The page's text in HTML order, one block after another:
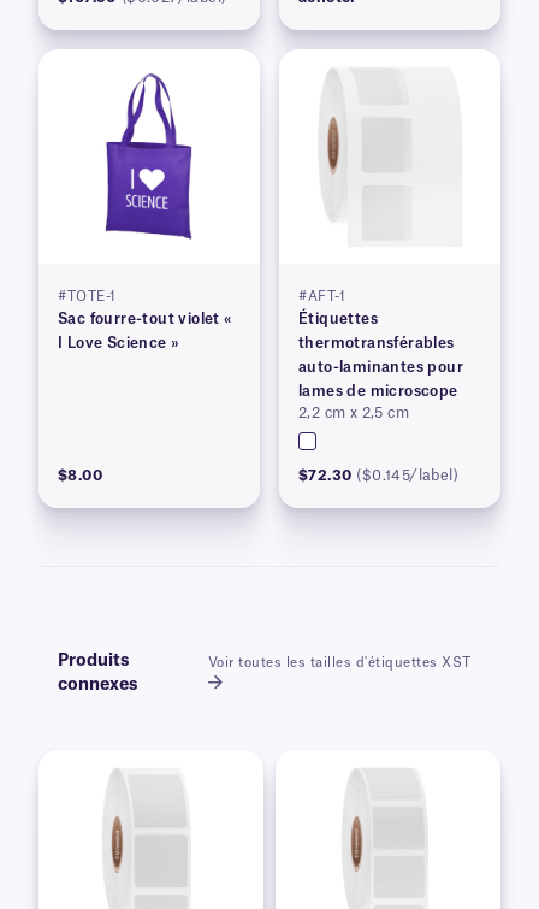
#TOTE-1
Sac fourre-tout violet «
I Love Science »
$8.00
#AFT-1
Étiquettes
thermotransférables
auto-laminantes pour
lames de microscope
2,2 cm x 2,5 cm
$72.30 ($0.145/label)
Produits
connexes
Voir toutes les tailles d'étiquettes XST